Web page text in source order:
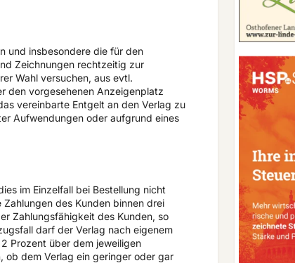
und insbesondere die für den
Zeichnungen rechtzeitig zur
Wahl versuchen, aus evtl.
den vorgesehenen Anzeigenplatz
vereinbarte Entgelt an den Verlag zu
Aufwendungen oder aufgrund eines
im Einzelfall bei Bestellung nicht
des Kunden binnen drei
Zahlungsfähigkeit des Kunden, so
darf der Verlag nach eigenem
Prozent über dem jeweiligen
ob dem Verlag ein geringer oder gar